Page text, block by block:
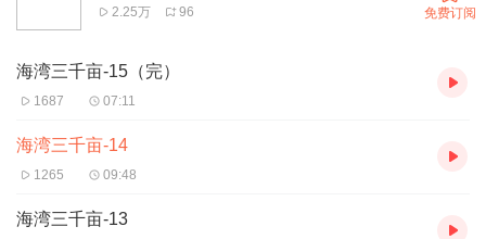
2.25万 96 免费订阅
海湾三千亩-15（完）
1687 07:11
海湾三千亩-14
1265 09:48
海湾三千亩-13